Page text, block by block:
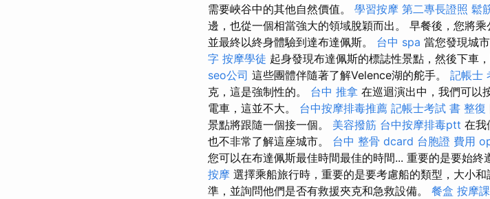
需要峽谷中的其他自然價值。 學習按摩 第二專長證照 鬆
邊，也從一個相當強大的領域脫穎而出。 早餐後，您將
並最終以終身體驗到達布達佩斯。 台中 spa 當您發現城
字 按摩學徒 起身發現布達佩斯的標誌性景點，然後下車
seo公司 這些團體伴隨著了解Velence湖的舵手。 記帳士
克，這是強制性的。 台中 推拿 在巡迴演出中，我們可以
電車，這並不大。 台中按摩排毒推薦 記帳士考試 書 整復
景點將跟隨一個接一個。 美容撥筋 台中按摩排毒ptt 在我
也不非常了解這座城市。 台中 整骨 dcard 台胞證 費用
您可以在布達佩斯最佳時間最佳的時間... 重要的是要始終
按摩 選擇乘船旅行時，重要的是要考慮船的類型，大小和
準，並詢問他們是否有救援夾克和急救設備。 餐盒 按摩課